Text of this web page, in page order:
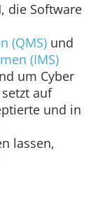
die Software
(QMS)und
(IMS)
um Cyber
auf
und in
lassen,